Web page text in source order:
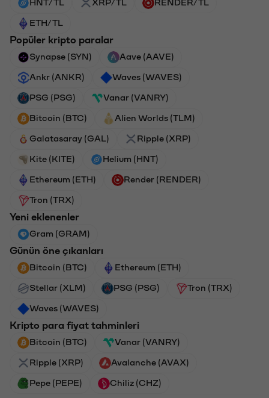
HNT/TL XRP/TL RENDER/TL
ETH/TL
Popüler kripto paralar
Synapse (SYN) Aave (AAVE)
Ankr (ANKR) Waves (WAVES)
PSG (PSG) Vanar (VANRY)
Bitcoin (BTC) Alien Worlds (TLM)
Galatasaray (GAL) Ripple (XRP)
Kite (KITE) Helium (HNT)
Ethereum (ETH) Render (RENDER)
Tron (TRX)
Yeni eklenenler
Gram (GRAM)
Günün öne çıkanları
Bitcoin (BTC) Ethereum (ETH)
Stellar (XLM) PSG (PSG) Tron (TRX)
Waves (WAVES)
Kripto para fiyat tahminleri
Bitcoin (BTC) Vanar (VANRY)
Ripple (XRP) Avalanche (AVAX)
Pepe (PEPE) Chiliz (CHZ)